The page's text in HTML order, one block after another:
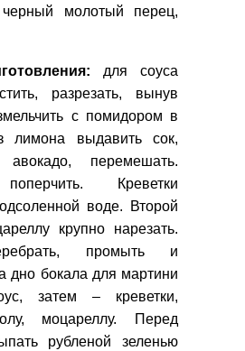
молотый перец,
для соуса
разрезать, вынув
с помидором в
лимона выдавить сок,
перемешать.
Креветки
воде. Второй
крупно нарезать.
промыть и
дно бокала для мартини
затем – креветки,
моцареллу. Перед
рубленой зеленью